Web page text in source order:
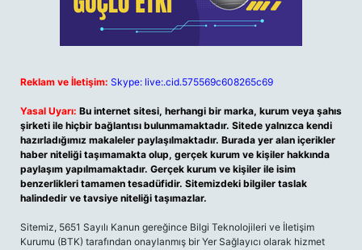
Reklam ve İletişim: Skype: live:.cid.575569c608265c69
Yasal Uyarı: Bu internet sitesi, herhangi bir marka, kurum veya şahıs
şirketi ile hiçbir bağlantısı bulunmamaktadır. Sitede yalnızca kendi
hazırladığımız makaleler paylaşılmaktadır. Burada yer alan içerikler
haber niteliği taşımamakta olup, gerçek kurum ve kişiler hakkında
paylaşım yapılmamaktadır. Gerçek kurum ve kişiler ile isim
benzerlikleri tamamen tesadüfidir. Sitemizdeki bilgiler taslak
halindedir ve tavsiye niteliği taşımazlar.
Sitemiz, 5651 Sayılı Kanun gereğince Bilgi Teknolojileri ve İletişim
Kurumu (BTK) tarafından onaylanmış bir Yer Sağlayıcı olarak hizmet